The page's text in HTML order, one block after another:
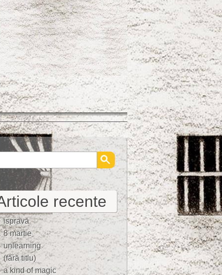
recente
ispravă
8 martie
unlearning
(fără titlu)
a kind of magic